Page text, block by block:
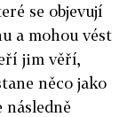
se objevují
a mohou vést
jim věří,
něco jako
následně